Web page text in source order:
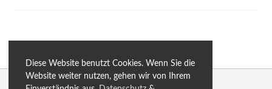
Diese Website benutzt Cookies. Wenn Sie die
Website weiter nutzen, gehen wir von Ihrem